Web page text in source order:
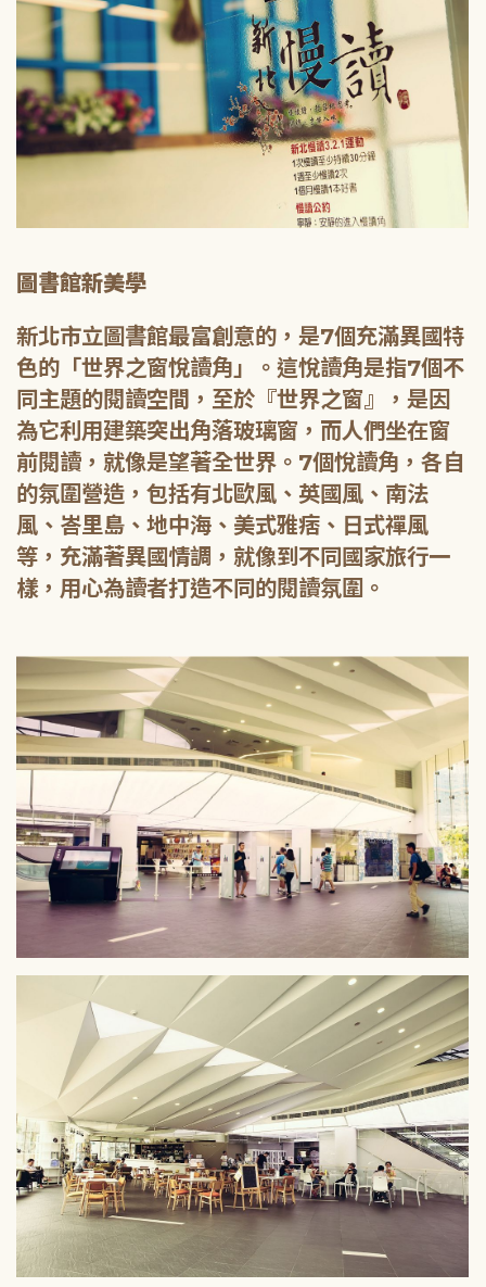
圖書館新美學
新北市立圖書館最富創意的，是7個充滿異國特
色的「世界之窗悅讀角」。這悅讀角是指7個不
同主題的閱讀空間，至於『世界之窗』，是因
為它利用建築突出角落玻璃窗，而人們坐在窗
前閱讀，就像是望著全世界。7個悅讀角，各自
的氛圍營造，包括有北歐風、英國風、南法
風、峇里島、地中海、美式雅痞、日式禪風
等，充滿著異國情調，就像到不同國家旅行一
樣，用心為讀者打造不同的閱讀氛圍。